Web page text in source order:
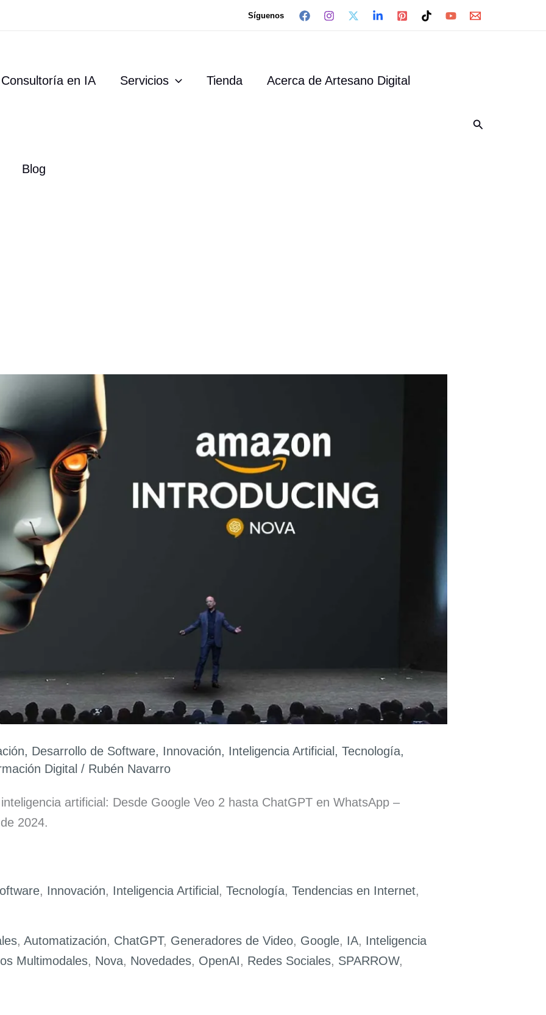
Síguenos
Consultoría en IA Servicios Tienda Acerca de Artesano Digital
Blog
Buscar
, Desarrollo de Software, Innovación, Inteligencia Artificial , Tecnología,
Digital / Rubén Navarro
artificial: Desde Google Veo 2 hasta ChatGPT en WhatsApp –
2024.
, Innovación, Inteligencia Artificial , Tecnología, Tendencias en Internet,
, Automatización, ChatGPT, Generadores de Video, Google, IA, Inteligencia
Multimodales, Nova, Novedades, OpenAI, Redes Sociales, SPARROW,